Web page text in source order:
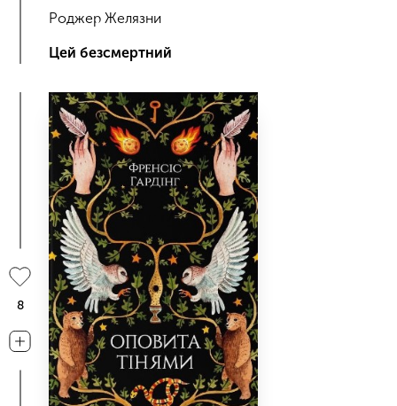
Роджер Желязни
Цей безсмертний
8